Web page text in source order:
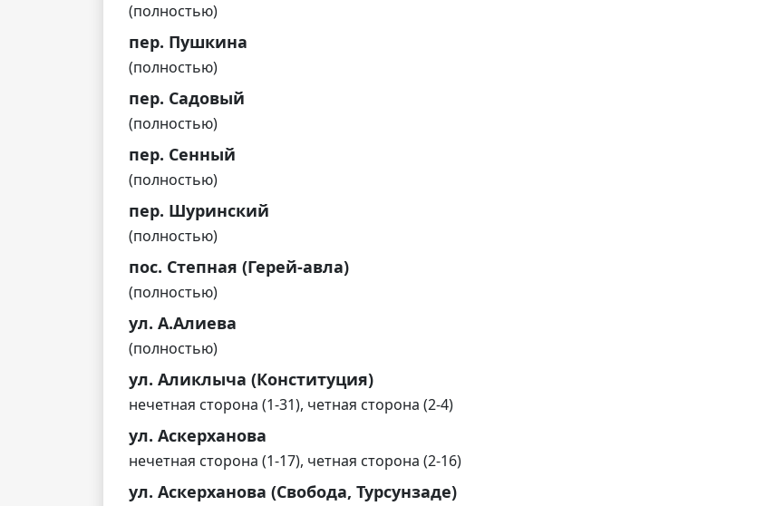
(полностью)
пер. Пушкина
(полностью)
пер. Садовый
(полностью)
пер. Сенный
(полностью)
пер. Шуринский
(полностью)
пос. Степная (Герей-авла)
(полностью)
ул. А.Алиева
(полностью)
ул. Аликлыча (Конституция)
нечетная сторона (1-31), четная сторона (2-4)
ул. Аскерханова
нечетная сторона (1-17), четная сторона (2-16)
ул. Аскерханова (Свобода, Турсунзаде)